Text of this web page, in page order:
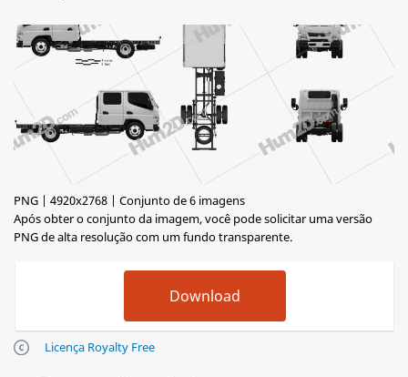
PNG | 4920x2768 | Conjunto de 6 imagens
Após obter o conjunto da imagem, você pode solicitar uma versão
PNG de alta resolução com um fundo transparente.
Licença Royalty Free